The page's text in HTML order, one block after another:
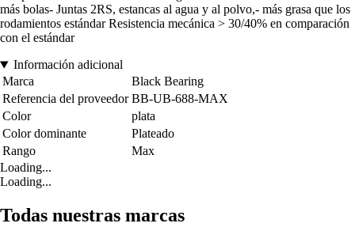
más bolas- Juntas 2RS, estancas al agua y al polvo,- más grasa que los
rodamientos estándar Resistencia mecánica > 30/40% en comparación
con el estándar
Información adicional
Marca
Black Bearing
Referencia del proveedor BB-UB-688-MAX
Color
plata
Color dominante
Plateado
Rango
Max
Loading...
Loading...
Todas nuestras marcas